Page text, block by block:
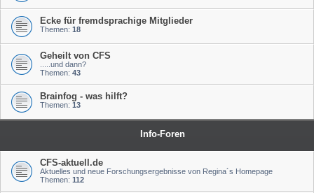
Ecke für fremdsprachige Mitglieder
Themen: 18
Geheilt von CFS
.....und dann?
Themen: 43
Brainfog - was hilft?
Themen: 13
Info-Foren
CFS-aktuell.de
Aktuelles und neue Forschungsergebnisse von Regina´s Homepage
Themen: 112